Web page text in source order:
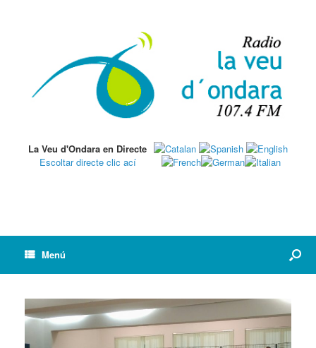
La Veu d'Ondara en Directe
Escoltar directe clic ací
Menú